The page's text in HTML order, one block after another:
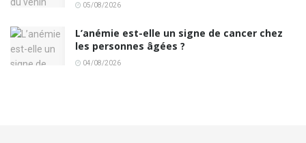
05/08/2026
L’anémie est-elle un signe de cancer chez
les personnes âgées ?
04/08/2026